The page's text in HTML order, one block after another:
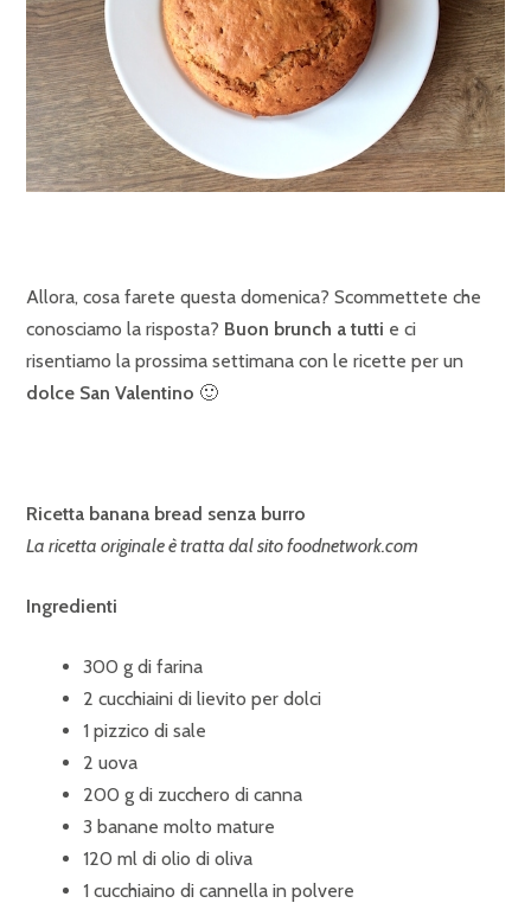
Allora, cosa farete questa domenica? Scommettete che
conosciamo la risposta? Buon brunch a tutti e ci
risentiamo la prossima settimana con le ricette per un
dolce San Valentino 🙂
Ricetta banana bread senza burro
La ricetta originale è tratta dal sito foodnetwork.com
Ingredienti
300 g di farina
2 cucchiaini di lievito per dolci
1 pizzico di sale
2 uova
200 g di zucchero di canna
3 banane molto mature
120 ml di olio di oliva
1 cucchiaino di cannella in polvere